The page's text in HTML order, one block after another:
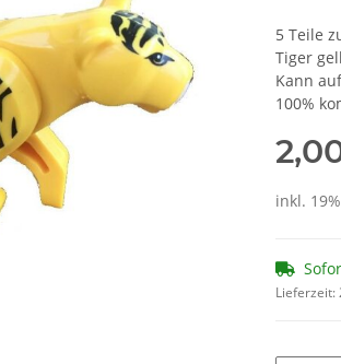
5 Teile
Tiger
Kann
100%
inkl.
Lieferzeit: